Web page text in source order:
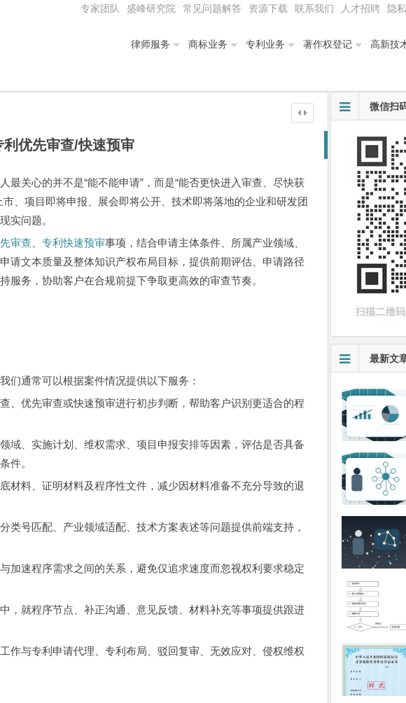
专家团队 盛峰研究院 常见问题解答 资源下载 联系我们 人才招聘 隐
律师服务 商标业务 专利业务 著作权登记 高新技
利优先审查/快速预审
最关心的并不是“能不能申请”，而是“能否更快进入审查、尽快获
、项目即将申报、展会即将公开、技术即将落地的企业和研发团
实问题。
审查 、专利快速预审事项，结合申请主体条件、所属产业领域、
请文本质量及整体知识产权布局目标，提供前期评估、申请路径
服务，协助客户在合规前提下争取更高效的审查节奏。
们通常可以根据案件情况提供以下服务：
、优先审查或快速预审进行初步判断，帮助客户识别更适合的程
域、实施计划、维权需求、项目申报安排等因素，评估是否具备
件。
材料、证明材料及程序性文件，减少因材料准备不充分导致的退
类号匹配、产业领域适配、技术方案表述等问题提供前端支持，
加速程序需求之间的关系，避免仅追求速度而忽视权利要求稳定
，就程序节点、补正沟通、意见反馈、材料补充等事项提供跟进
作与专利申请代理、专利布局、驳回复审、无效应对、侵权维权
微信扫
最新文